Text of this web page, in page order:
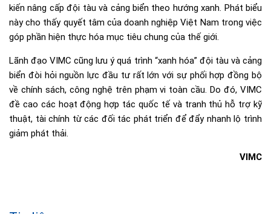
kiến nâng cấp đội tàu và cảng biển theo hướng xanh. Phát biểu
này cho thấy quyết tâm của doanh nghiệp Việt Nam trong việc
góp phần hiện thực hóa mục tiêu chung của thế giới.
Lãnh đạo VIMC cũng lưu ý quá trình “xanh hóa” đội tàu và cảng
biển đòi hỏi nguồn lực đầu tư rất lớn với sự phối hợp đồng bộ
về chính sách, công nghệ trên phạm vi toàn cầu. Do đó, VIMC
đề cao các hoạt động hợp tác quốc tế và tranh thủ hỗ trợ kỹ
thuật, tài chính từ các đối tác phát triển để đẩy nhanh lộ trình
giảm phát thải.
VIMC